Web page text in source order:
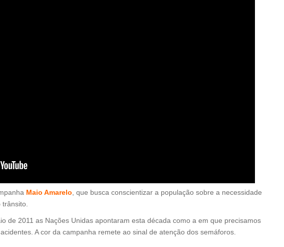
Maio Amarelo , que busca conscientizar a população sobre a necessidade
de 2011 as Nações Unidas apontaram esta década como a em que precisamos
A cor da campanha remete ao sinal de atenção dos semáforos.